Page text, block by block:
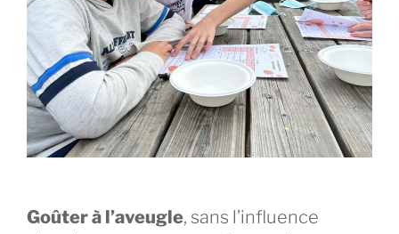
Goûter à l’aveugle, sans l’influence